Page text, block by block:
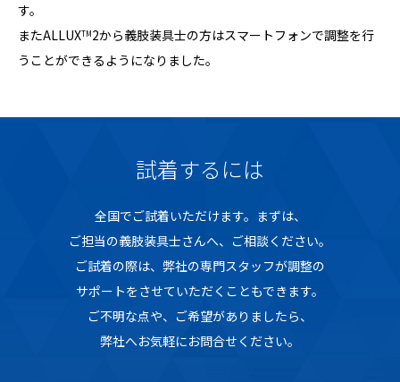
す。
またALLUXTM2から義肢装具士の方はスマートフォンで調整を行
うことができるようになりました。
試着するには
全国でご試着いただけます。まずは、
ご担当の義肢装具士さんへ、ご相談ください。
ご試着の際は、弊社の専門スタッフが調整の
サポートをさせていただくこともできます。
ご不明な点や、ご希望がありましたら、
弊社へお気軽にお問合せください。